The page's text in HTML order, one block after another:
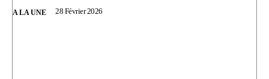
A LA UNE 28 Février 2026